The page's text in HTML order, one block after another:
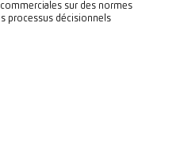
sur des normes
processus décisionnels